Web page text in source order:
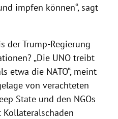
impfen können“, sagt
der Trump-Regierung
„Die UNO treibt
etwa die NATO“, meint
von verachteten
State und den NGOs